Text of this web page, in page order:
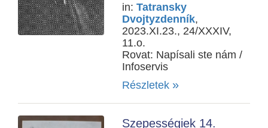
in:Tatransky
Dvojtyzdenník,
2023.XI.23., 24/XXXIV,
11.o.
Rovat: Napísali ste nám /
Infoservis
Részletek »
Szepességiek 14.